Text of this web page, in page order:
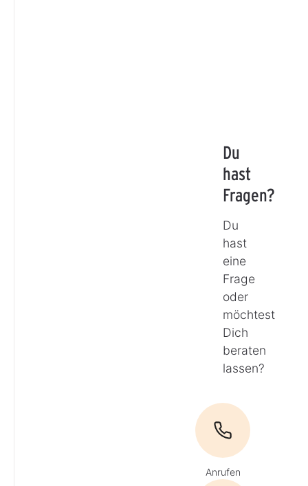
Du
hast
Fragen?
Du
hast
eine
Frage
oder
möchtest
Dich
beraten
lassen?
Anrufen